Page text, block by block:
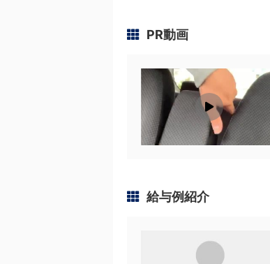
PR動画
給与例紹介